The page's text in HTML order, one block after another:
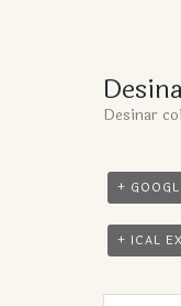
Desinar
+
+ ICAL